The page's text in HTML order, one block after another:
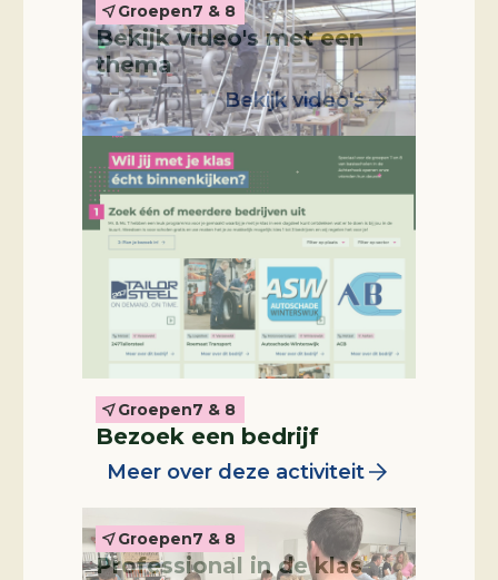
Groepen7 & 8
Bekijk video's met een
thema
Bekijk video's
Groepen7 & 8
Bezoek een bedrijf
Meer over deze activiteit
Professional in de klas
Groepen7 & 8
Professional in de klas